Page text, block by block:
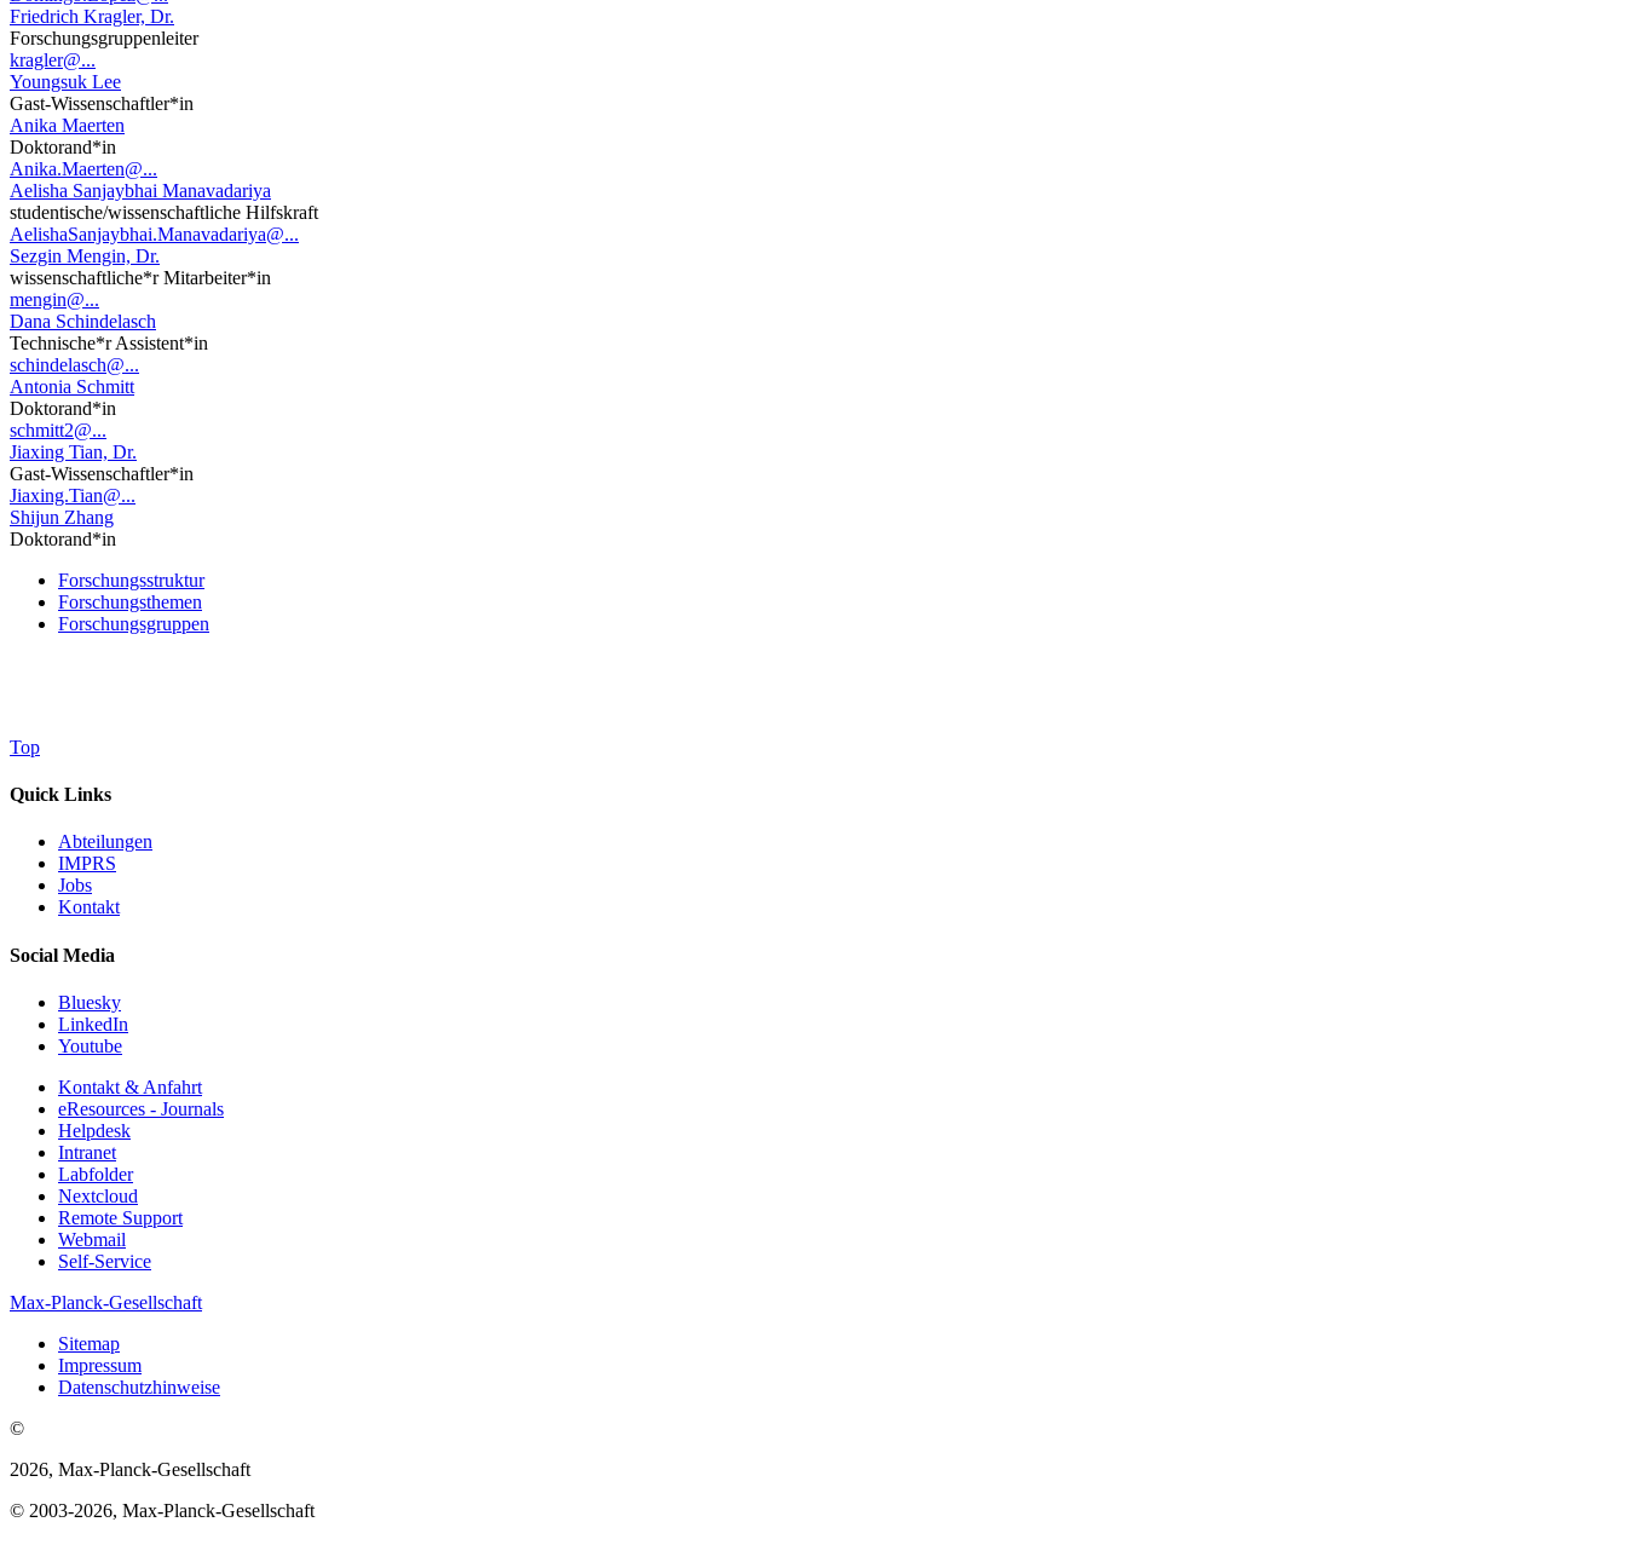
Friedrich Kragler, Dr.
Forschungsgruppenleiter
kragler@...
Youngsuk Lee
Gast-Wissenschaftler*in
Anika Maerten
Doktorand*in
Anika.Maerten@...
Aelisha Sanjaybhai Manavadariya
studentische/wissenschaftliche Hilfskraft
AelishaSanjaybhai.Manavadariya@...
Sezgin Mengin, Dr.
wissenschaftliche*r Mitarbeiter*in
mengin@...
Dana Schindelasch
Technische*r Assistent*in
schindelasch@...
Antonia Schmitt
Doktorand*in
schmitt2@...
Jiaxing Tian, Dr.
Gast-Wissenschaftler*in
Jiaxing.Tian@...
Shijun Zhang
Doktorand*in
Forschungsstruktur
Forschungsthemen
Forschungsgruppen
Top
Quick Links
Abteilungen
IMPRS
Jobs
Kontakt
Social Media
Bluesky
LinkedIn
Youtube
Kontakt & Anfahrt
eResources - Journals
Helpdesk
Intranet
Labfolder
Nextcloud
Remote Support
Webmail
Self-Service
Max-Planck-Gesellschaft
Sitemap
Impressum
Datenschutzhinweise
©
2026, Max-Planck-Gesellschaft
© 2003-2026, Max-Planck-Gesellschaft